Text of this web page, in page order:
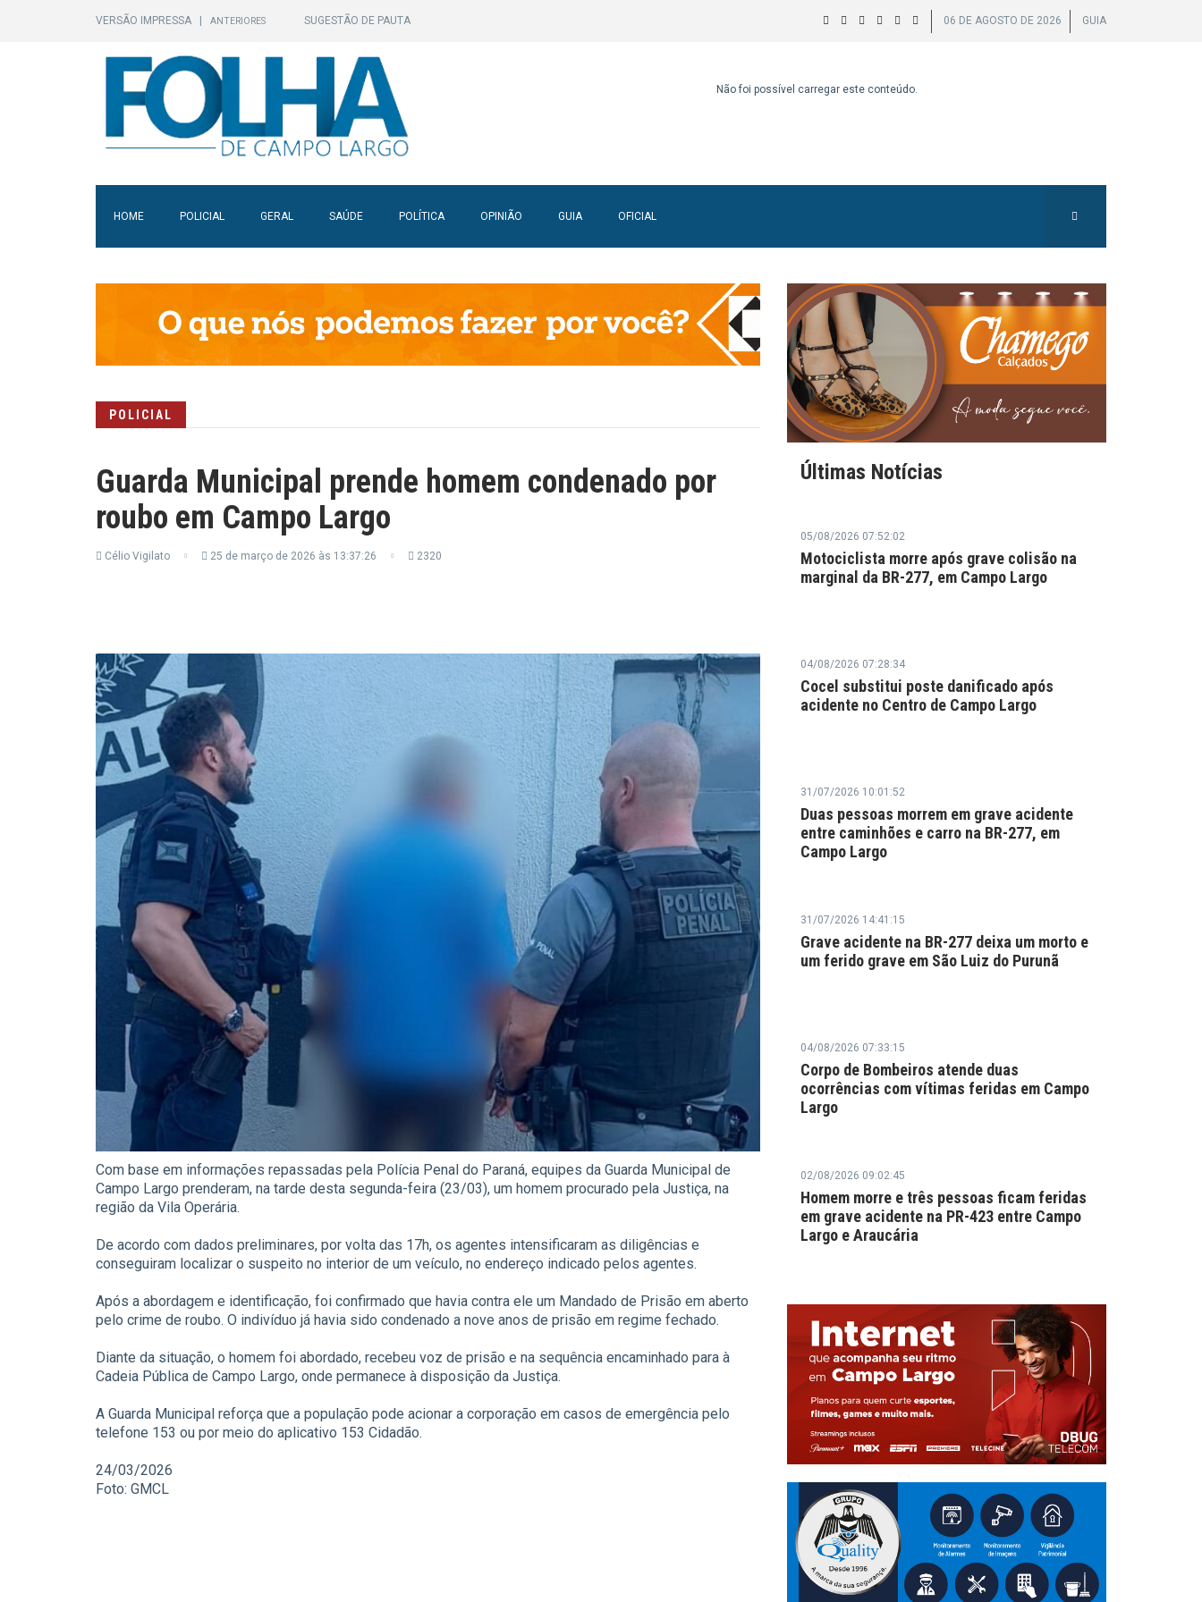
VERSÃO IMPRESSA ANTERIORES SUGESTÃO DE PAUTA 06 DE AGOSTO DE 2026 GUIA
Não foi possível carregar este conteúdo.
HOME POLICIAL GERAL SAÚDE POLÍTICA OPINIÃO GUIA OFICIAL
POLICIAL
Guarda Municipal prende homem condenado por
roubo em Campo Largo
Célio Vigilato 25 de março de 2026 às 13:37:26 2320
Com base em informações repassadas pela Polícia Penal do Paraná, equipes da Guarda Municipal de
Campo Largo prenderam, na tarde desta segunda-feira (23/03), um homem procurado pela Justiça, na
região da Vila Operária.
De acordo com dados preliminares, por volta das 17h, os agentes intensificaram as diligências e
conseguiram localizar o suspeito no interior de um veículo, no endereço indicado pelos agentes.
Após a abordagem e identificação, foi confirmado que havia contra ele um Mandado de Prisão em aberto
pelo crime de roubo. O indivíduo já havia sido condenado a nove anos de prisão em regime fechado.
Diante da situação, o homem foi abordado, recebeu voz de prisão e na sequência encaminhado para à
Cadeia Pública de Campo Largo, onde permanece à disposição da Justiça.
A Guarda Municipal reforça que a população pode acionar a corporação em casos de emergência pelo
telefone 153 ou por meio do aplicativo 153 Cidadão.
24/03/2026
Foto: GMCL
Últimas Notícias
05/08/2026 07:52:02
Motociclista morre após grave colisão na
marginal da BR-277, em Campo Largo
04/08/2026 07:28:34
Cocel substitui poste danificado após
acidente no Centro de Campo Largo
31/07/2026 10:01:52
Duas pessoas morrem em grave acidente
entre caminhões e carro na BR-277, em
Campo Largo
31/07/2026 14:41:15
Grave acidente na BR-277 deixa um morto e
um ferido grave em São Luiz do Purunã
04/08/2026 07:33:15
Corpo de Bombeiros atende duas
ocorrências com vítimas feridas em Campo
Largo
02/08/2026 09:02:45
Homem morre e três pessoas ficam feridas
em grave acidente na PR-423 entre Campo
Largo e Araucária